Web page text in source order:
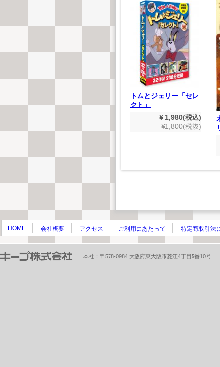
式コー
キッ
税込)
税抜)
のりものだいすき
¥ 1,980(税込)
¥1,800(税抜)
トムとジェリー「セレ
クト」
¥ 1,980(税込)
¥1,800(税抜)
HOME 会社概要 アクセス ご利用にあたって 特定商取引法
本社：〒578-0984 大阪府東大阪市菱江4丁目5番10号